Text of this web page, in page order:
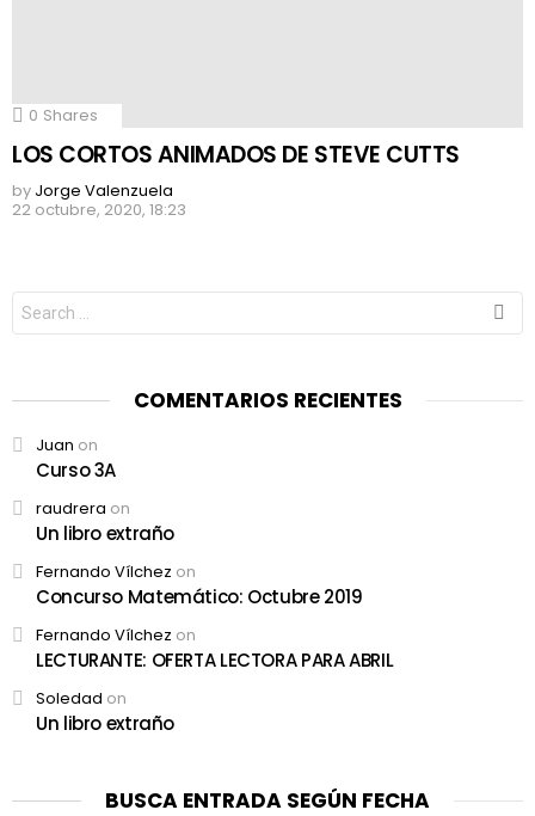
0 Shares
LOS CORTOS ANIMADOS DE STEVE CUTTS
by Jorge Valenzuela
22 octubre, 2020, 18:23
Search
for:
COMENTARIOS RECIENTES
Juan on
Curso 3A
raudrera on
Un libro extraño
Fernando Vílchez on
Concurso Matemático: Octubre 2019
Fernando Vílchez on
LECTURANTE: OFERTA LECTORA PARA ABRIL
Soledad on
Un libro extraño
BUSCA ENTRADA SEGÚN FECHA